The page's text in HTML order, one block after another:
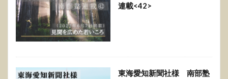
連載<42>
東海愛知新聞社様 南部塾